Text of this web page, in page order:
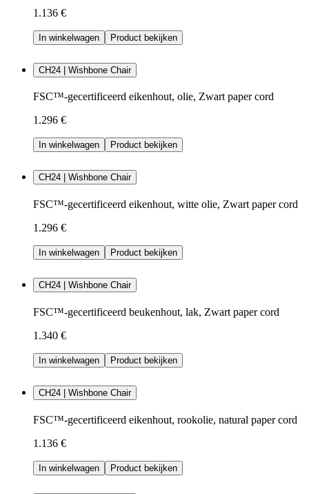
1.136 €
In winkelwagen Product bekijken
CH24 | Wishbone Chair
FSC™-gecertificeerd eikenhout, olie, Zwart paper cord
1.296 €
In winkelwagen Product bekijken
CH24 | Wishbone Chair
FSC™-gecertificeerd eikenhout, witte olie, Zwart paper cord
1.296 €
In winkelwagen Product bekijken
CH24 | Wishbone Chair
FSC™-gecertificeerd beukenhout, lak, Zwart paper cord
1.340 €
In winkelwagen Product bekijken
CH24 | Wishbone Chair
FSC™-gecertificeerd eikenhout, rookolie, natural paper cord
1.136 €
In winkelwagen Product bekijken